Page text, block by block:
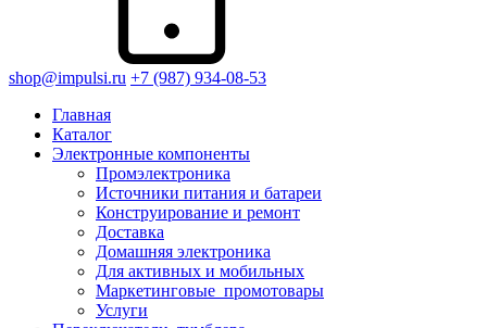
shop@impulsi.ru +7 (987) 934-08-53
Главная
Каталог
Электронные компоненты
Промэлектроника
Источники питания и батареи
Конструирование и ремонт
Доставка
Домашняя электроника
Для активных и мобильных
Маркетинговые_промотовары
Услуги